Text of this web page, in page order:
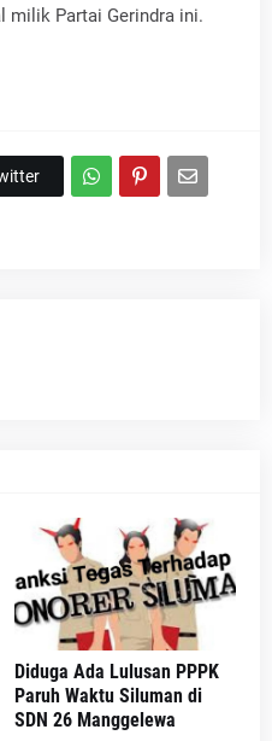
milik Partai Gerindra ini.
Diduga Ada Lulusan PPPK
Paruh Waktu Siluman di
SDN 26 Manggelewa